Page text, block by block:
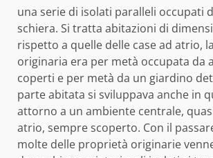
una serie di isolati paralleli occupati
schiera. Si tratta abitazioni di
rispetto a quelle delle case ad atrio,
originaria era per metà occupata da
coperti e per metà da un giardino
parte abitata si sviluppava anche in
attorno a un ambiente centrale,
atrio, sempre scoperto. Con il
molte delle proprietà originarie